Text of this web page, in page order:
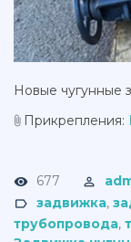
Новые чугунные
Прикрепления:
677
задвижка,
трубопровода,